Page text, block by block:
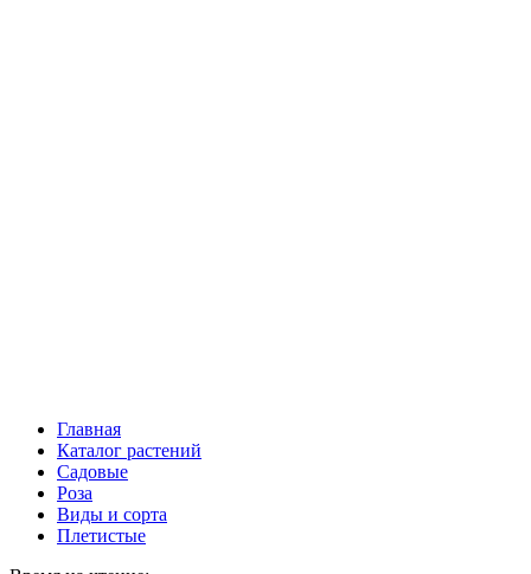
Главная
Каталог растений
Садовые
Роза
Виды и сорта
Плетистые